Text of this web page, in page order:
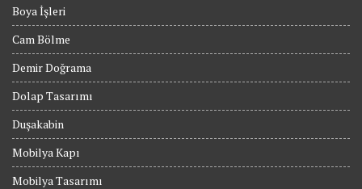
Boya İşleri
Cam Bölme
Demir Doğrama
Dolap Tasarımı
Duşakabin
Mobilya Kapı
Mobilya Tasarımı